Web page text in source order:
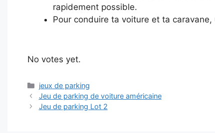
rapidement possible.
Pour conduire ta voiture et ta
No votes yet.
Catégories
jeux de parking
Jeu de parking de voiture américaine
Jeu de parking Lot 2